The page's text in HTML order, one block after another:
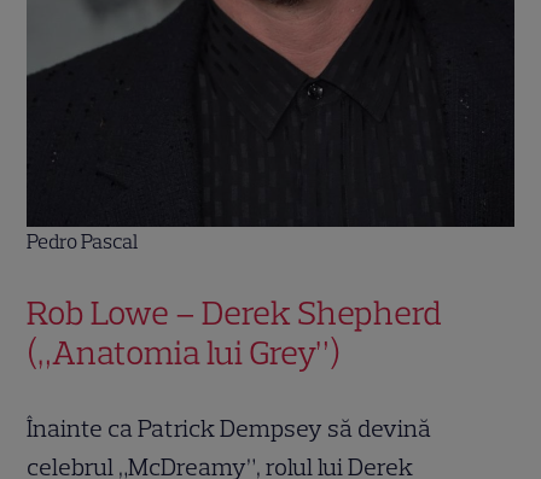
Pedro Pascal
Rob Lowe – Derek Shepherd
(„Anatomia lui Grey”)
Înainte ca Patrick Dempsey să devină
celebrul „McDreamy”, rolul lui Derek